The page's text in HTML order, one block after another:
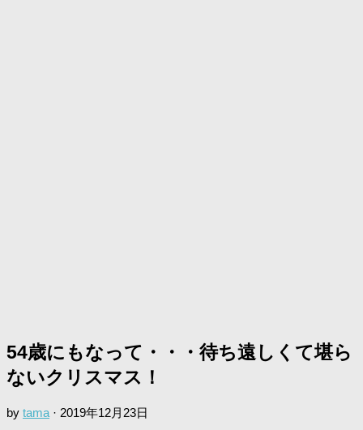
54歳にもなって・・・待ち遠しくて堪ら
ないクリスマス！
by tama · 2019年12月23日